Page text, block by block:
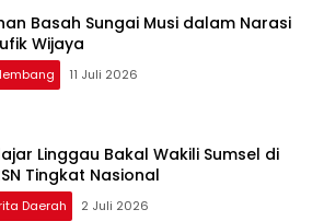
Basah Sungai Musi dalam Narasi
Wijaya
11 Juli 2026
Linggau Bakal Wakili Sumsel di
Tingkat Nasional
Daerah 2 Juli 2026